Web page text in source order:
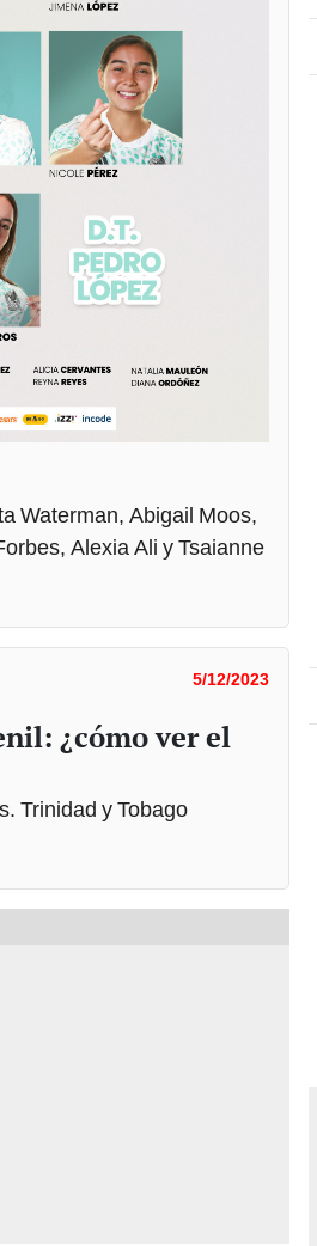
Waterman, Abigail Moos,
Alexia Ali y Tsaianne
5/12/2023
¿cómo ver el
Trinidad y Tobago